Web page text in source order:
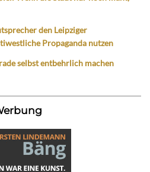
den Leipziger
Propaganda nutzen
selbst entbehrlich machen